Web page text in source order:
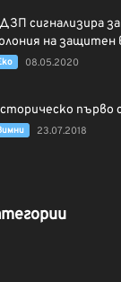
сигнализира
на защитен
08.05.2020
първо
23.07.2018